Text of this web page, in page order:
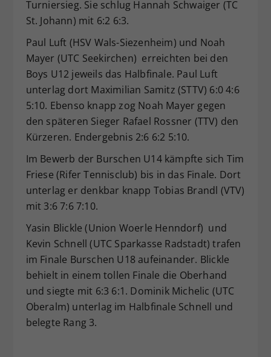
Turniersieg. Sie schlug Hannah Schwaiger (TC
St. Johann) mit 6:2 6:3.
Paul Luft (HSV Wals-Siezenheim) und Noah
Mayer (UTC Seekirchen) erreichten bei den
Boys U12 jeweils das Halbfinale. Paul Luft
unterlag dort Maximilian Samitz (STTV) 6:0 4:6
5:10. Ebenso knapp zog Noah Mayer gegen
den späteren Sieger Rafael Rossner (TTV) den
Kürzeren. Endergebnis 2:6 6:2 5:10.
Im Bewerb der Burschen U14 kämpfte sich Tim
Friese (Rifer Tennisclub) bis in das Finale. Dort
unterlag er denkbar knapp Tobias Brandl (VTV)
mit 3:6 7:6 7:10.
Yasin Blickle (Union Woerle Henndorf) und
Kevin Schnell (UTC Sparkasse Radstadt) trafen
im Finale Burschen U18 aufeinander. Blickle
behielt in einem tollen Finale die Oberhand
und siegte mit 6:3 6:1. Dominik Michelic (UTC
Oberalm) unterlag im Halbfinale Schnell und
belegte Rang 3.